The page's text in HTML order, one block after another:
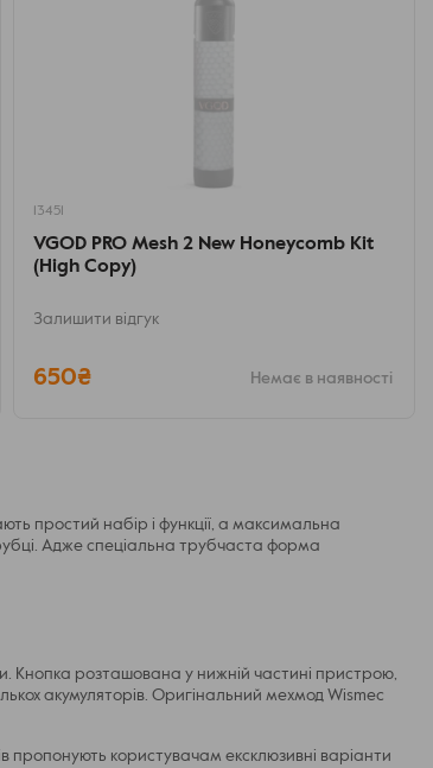
13451
VGOD PRO Mesh 2 New Honeycomb Kit
(High Copy)
Залишити відгук
650₴ Немає в наявності
простий набір і функції, а максимальна
Адже спеціальна трубчаста форма
Кнопка розташована у нижній частині пристрою,
акумуляторів. Оригінальний мехмод Wismec
пропонують користувачам ексклюзивні варіанти